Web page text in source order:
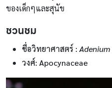
ของเด็กๆและสุนัข
ชวนชม
ชื่อวิทยาศาสตร์ : Adenium
วงศ์: Apocynaceae